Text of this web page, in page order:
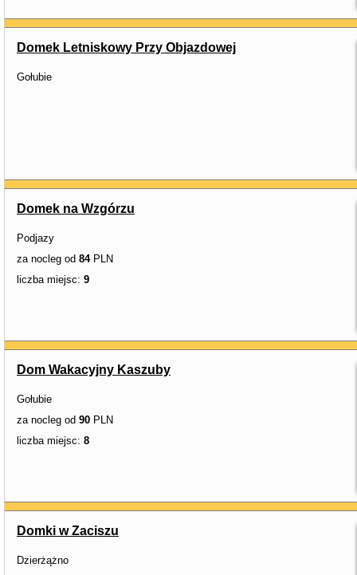
Domek Letniskowy Przy Objazdowej
Gołubie
Domek na Wzgórzu
Podjazy
za nocleg od 84PLN
liczba miejsc: 9
Dom Wakacyjny Kaszuby
Gołubie
za nocleg od 90 PLN
liczba miejsc: 8
Domki w Zaciszu
Dzierżążno